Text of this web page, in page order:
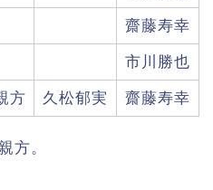
齋藤寿幸
市川勝也
方 久松郁実 齋藤寿幸
方。